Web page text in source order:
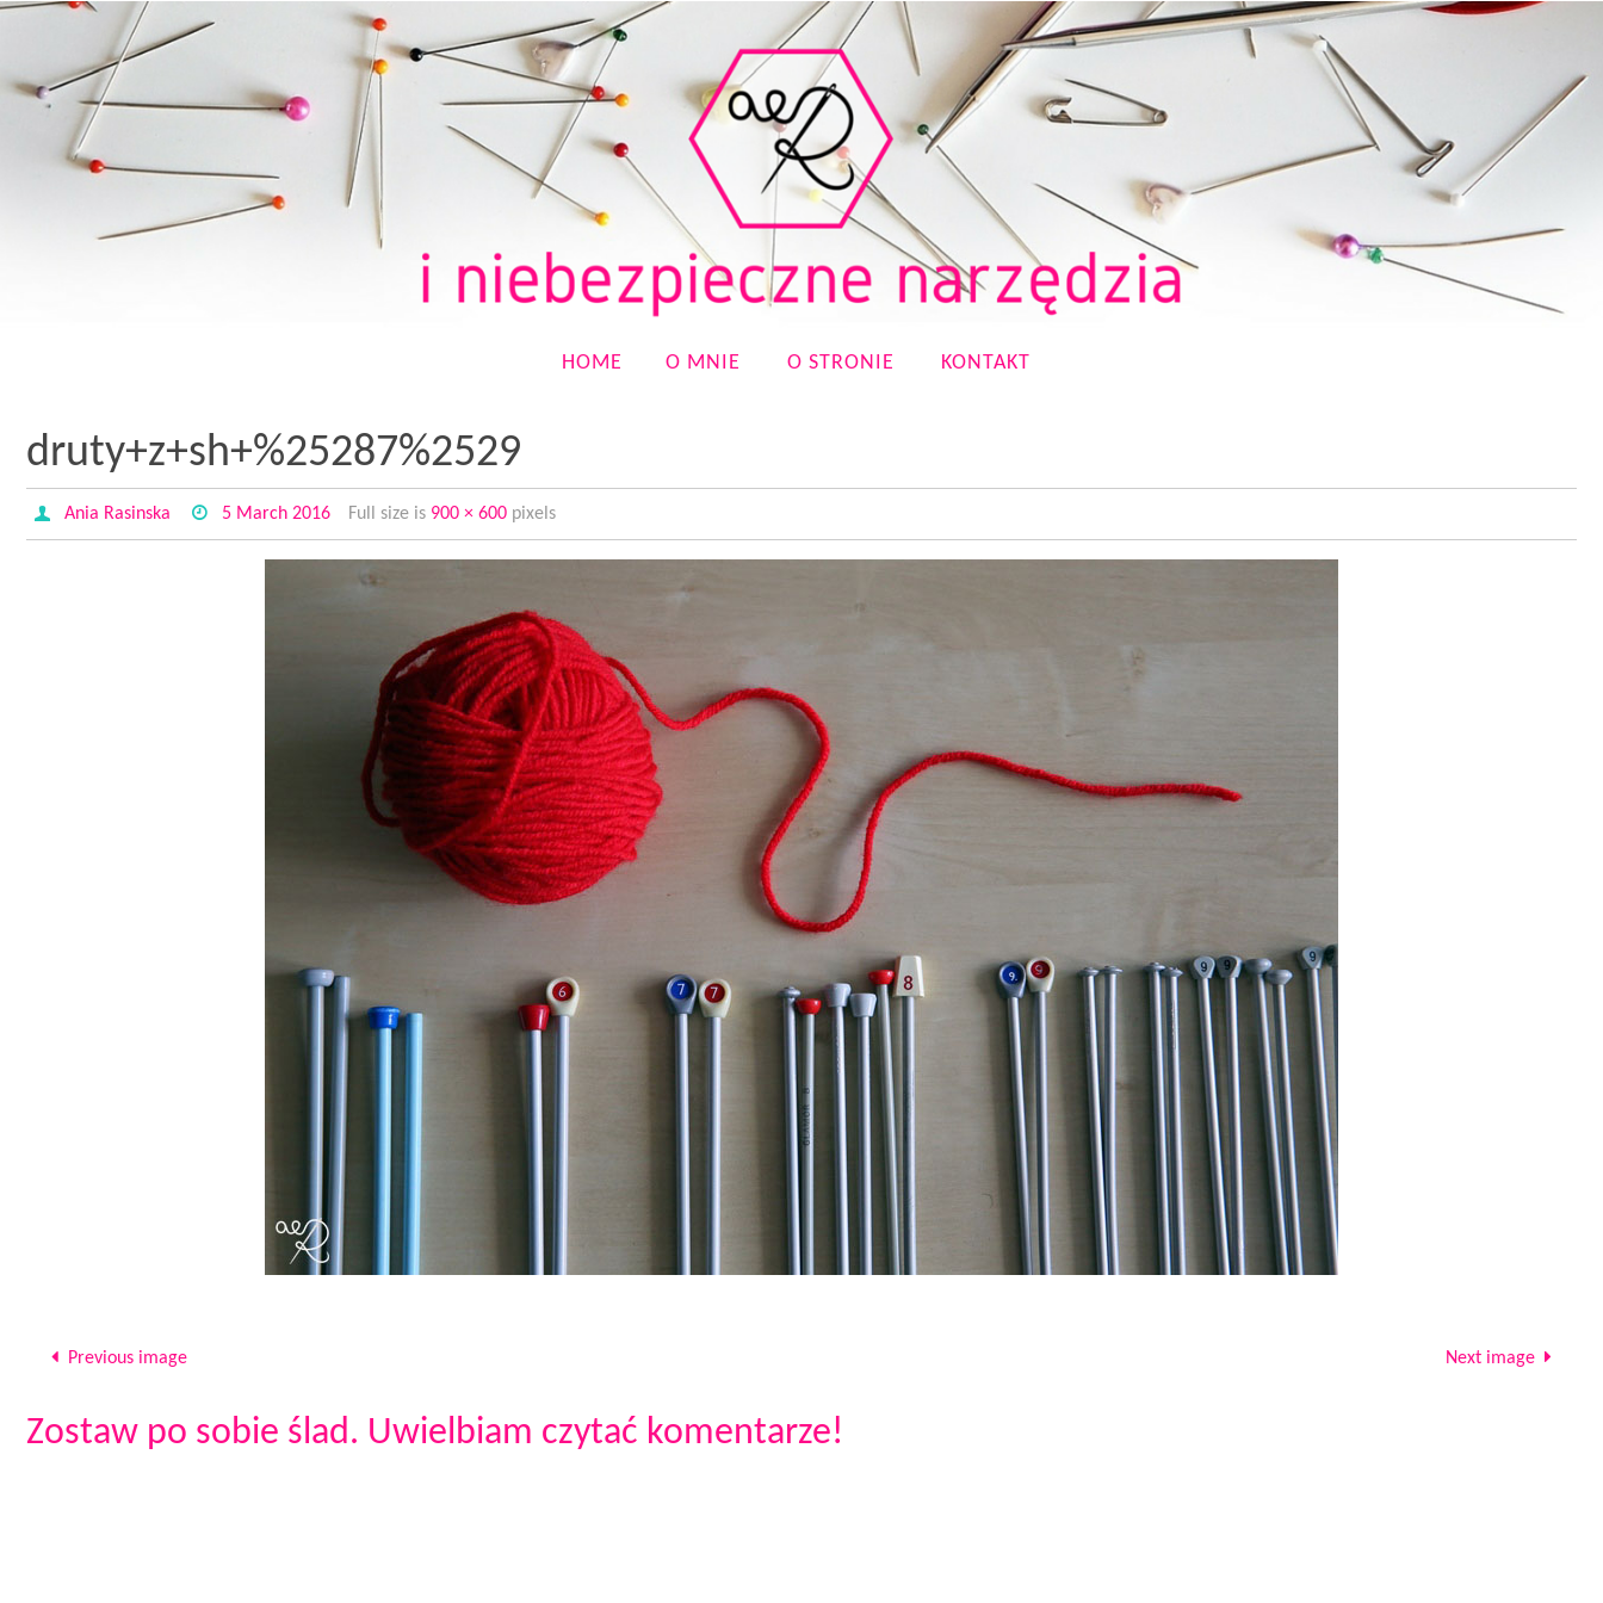
HOME O MNIE O STRONIE KONTAKT
druty+z+sh+%25287%2529
Ania Rasinska 5 March 2016 Full size is 900 × 600 pixels
Previous image Next image
Zostaw po sobie ślad. Uwielbiam czytać komentarze!